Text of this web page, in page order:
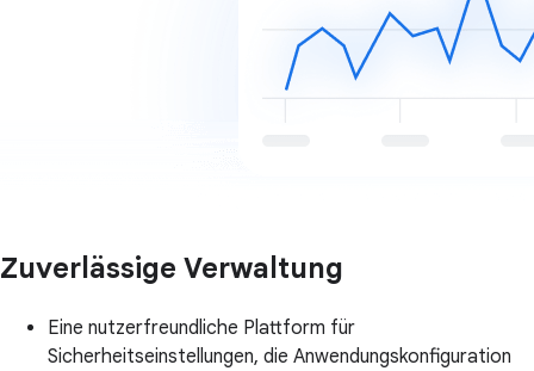
Zuverlässige Verwaltung
Eine nutzerfreundliche Plattform für
Sicherheitseinstellungen, die Anwendungskonfiguration